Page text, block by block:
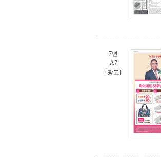
7면
A7
[광고]